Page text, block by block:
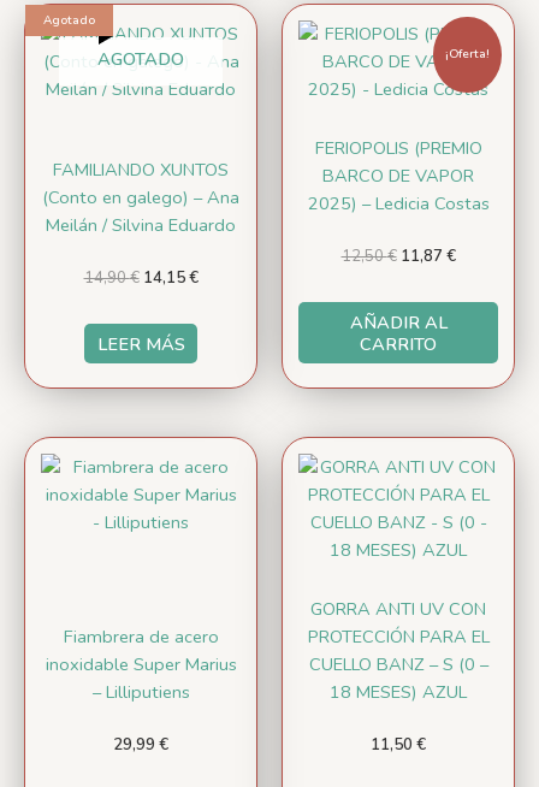
Agotado
AGOTADO
FAMILIANDO XUNTOS
(Conto en galego) – Ana
Meilán / Silvina Eduardo
14,90€
precio
original
14,90 €.
14,15€
precio
actual
14,15 €.
LEER MÁS
¡Oferta!
FERIOPOLIS (PREMIO
BARCO DE VAPOR
2025) – Ledicia Costas
12,50€
precio
original
era:
12,50 €.
11,87 €
El
precio
actual
11,87 €.
AÑADIR AL
CARRITO
Fiambrera de acero
inoxidable Super Marius
– Lilliputiens
29,99 €
GORRA ANTI UV CON
PROTECCIÓN PARA EL
CUELLO BANZ – S (0 –
18 MESES) AZUL
11,50 €